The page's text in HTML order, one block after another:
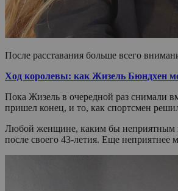
После расставания больше всего
Ход королевы: как Жизель Бюндхен
Пока Жизель в очередной раз снимали
пришел конец, и то, как спортсмен
Любой женщине, каким бы неприятным
после своего 43-летия. Еще